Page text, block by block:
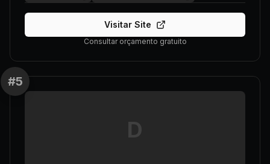
Visitar Site
Consultar orçamento gratuito
#5
D